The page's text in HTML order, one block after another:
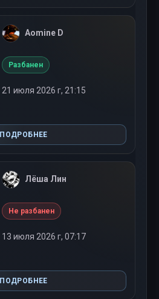
Aomine D
Разбанен
21 июля 2026 г, 21:15
ПОДРОБНЕЕ
Лёша Лин
Не разбанен
13 июля 2026 г, 07:17
ПОДРОБНЕЕ